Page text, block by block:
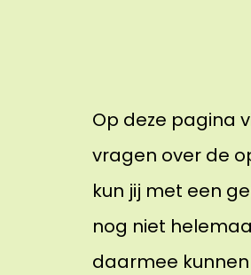
Op deze pagina
vragen over de
kun jij met een
nog niet
daarmee